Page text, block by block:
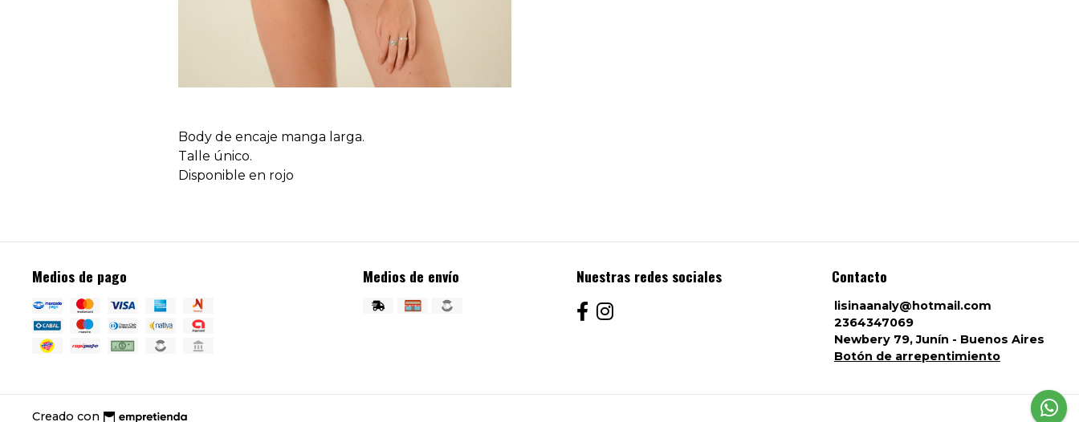
Body de encaje manga larga.
Talle único.
Disponible en rojo
Medios de pago Medios de envío Nuestras redes sociales Contacto
lisinaanaly@hotmail.com
2364347069
Newbery 79, Junín - Buenos Aires
Botón de arrepentimiento
Creado con